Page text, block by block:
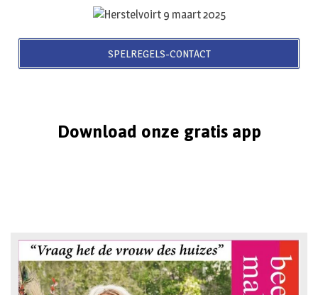
SPELREGELS-CONTACT
Download onze gratis app